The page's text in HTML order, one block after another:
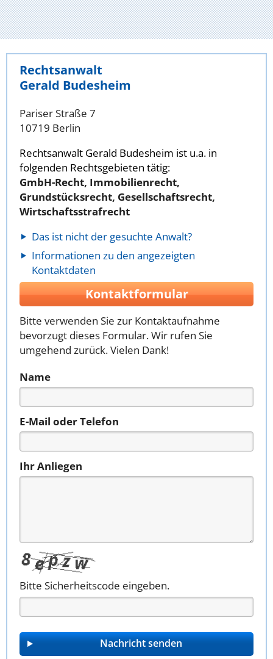
Rechtsanwalt
Gerald Budesheim
Pariser Straße 7
10719 Berlin
Rechtsanwalt Gerald Budesheim ist u.a. in
folgenden Rechtsgebieten tätig:
GmbH-Recht, Immobilienrecht,
Grundstücksrecht, Gesellschaftsrecht,
Wirtschaftsstrafrecht
Das ist nicht der gesuchte Anwalt?
Informationen zu den angezeigten
Kontaktdaten
Kontaktformular
Bitte verwenden Sie zur Kontaktaufnahme
bevorzugt dieses Formular. Wir rufen Sie
umgehend zurück. Vielen Dank!
Name
E-Mail oder Telefon
Ihr Anliegen
Bitte Sicherheitscode eingeben.